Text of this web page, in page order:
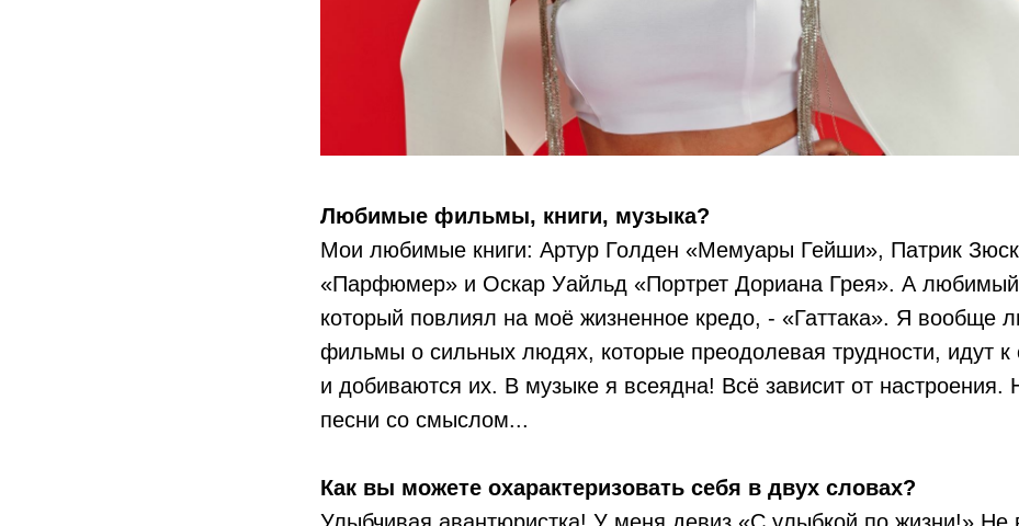
Любимые фильмы, книги, музыка?
Мои любимые книги: Артур Голден «Мемуары Гейши», Патрик
«Парфюмер» и Оскар Уайльд «Портрет Дориана Грея». А
который повлиял на моё жизненное кредо, - «Гаттака». Я вообще
фильмы о сильных людях, которые преодолевая трудности, идут
и добиваются их. В музыке я всеядна! Всё зависит от
песни со смыслом...
Как вы можете охарактеризовать себя в двух словах?